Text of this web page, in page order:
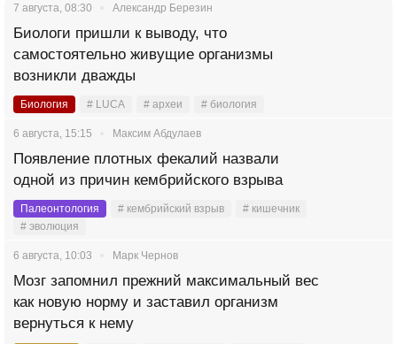
7 августа, 08:30 Александр Березин
Биологи пришли к выводу, что
самостоятельно живущие организмы
возникли дважды
Биология # LUCA # археи # биология
6 августа, 15:15 Максим Абдулаев
Появление плотных фекалий назвали
одной из причин кембрийского взрыва
Палеонтология # кембрийский взрыв
# кишечник
# эволюция
6 августа, 10:03 Марк Чернов
Мозг запомнил прежний максимальный вес
как новую норму и заставил организм
вернуться к нему